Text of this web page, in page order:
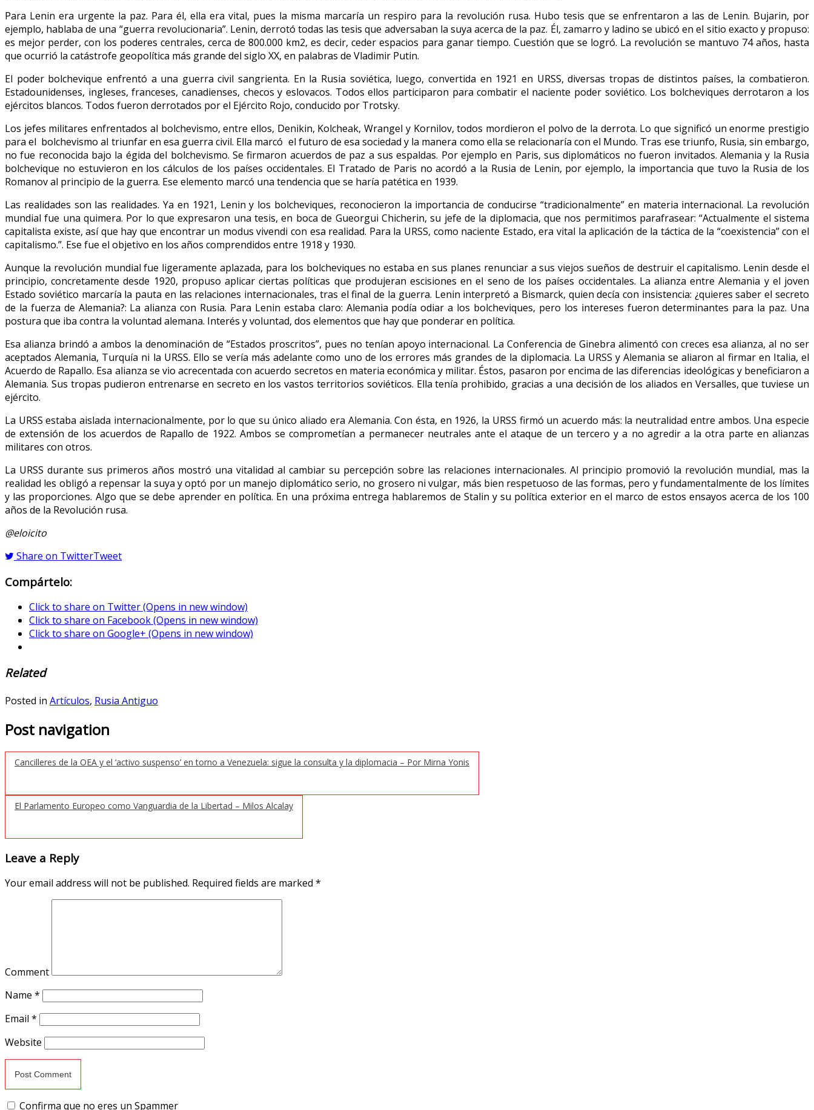
Para Lenin era urgente la paz. Para él, ella era vital, pues la misma marcaría un respiro para la revolución rusa. Hubo tesis que se enfrentaron a las de Lenin. Bujarin, por
ejemplo, hablaba de una “guerra revolucionaria”. Lenin, derrotó todas las tesis que adversaban la suya acerca de la paz. Él, zamarro y ladino se ubicó en el sitio exacto y propuso:
es mejor perder, con los poderes centrales, cerca de 800.000 km2, es decir, ceder espacios para ganar tiempo. Cuestión que se logró. La revolución se mantuvo 74 años, hasta
que ocurrió la catástrofe geopolítica más grande del siglo XX, en palabras de Vladimir Putin.
El poder bolchevique enfrentó a una guerra civil sangrienta. En la Rusia soviética, luego, convertida en 1921 en URSS, diversas tropas de distintos países, la combatieron.
Estadounidenses, ingleses, franceses, canadienses, checos y eslovacos. Todos ellos participaron para combatir el naciente poder soviético. Los bolcheviques derrotaron a los
ejércitos blancos. Todos fueron derrotados por el Ejército Rojo, conducido por Trotsky.
Los jefes militares enfrentados al bolchevismo, entre ellos, Denikin, Kolcheak, Wrangel y Kornilov, todos mordieron el polvo de la derrota. Lo que significó un enorme prestigio
para el bolchevismo al triunfar en esa guerra civil. Ella marcó el futuro de esa sociedad y la manera como ella se relacionaría con el Mundo. Tras ese triunfo, Rusia, sin embargo,
no fue reconocida bajo la égida del bolchevismo. Se firmaron acuerdos de paz a sus espaldas. Por ejemplo en Paris, sus diplomáticos no fueron invitados. Alemania y la Rusia
bolchevique no estuvieron en los cálculos de los países occidentales. El Tratado de Paris no acordó a la Rusia de Lenin, por ejemplo, la importancia que tuvo la Rusia de los
Romanov al principio de la guerra. Ese elemento marcó una tendencia que se haría patética en 1939.
Las realidades son las realidades. Ya en 1921, Lenin y los bolcheviques, reconocieron la importancia de conducirse “tradicionalmente” en materia internacional. La revolución
mundial fue una quimera. Por lo que expresaron una tesis, en boca de Gueorgui Chicherin, su jefe de la diplomacia, que nos permitimos parafrasear: “Actualmente el sistema
capitalista existe, así que hay que encontrar un modus vivendi con esa realidad. Para la URSS, como naciente Estado, era vital la aplicación de la táctica de la “coexistencia” con el
capitalismo.”. Ese fue el objetivo en los años comprendidos entre 1918 y 1930.
Aunque la revolución mundial fue ligeramente aplazada, para los bolcheviques no estaba en sus planes renunciar a sus viejos sueños de destruir el capitalismo. Lenin desde el
principio, concretamente desde 1920, propuso aplicar ciertas políticas que produjeran escisiones en el seno de los países occidentales. La alianza entre Alemania y el joven
Estado soviético marcaría la pauta en las relaciones internacionales, tras el final de la guerra. Lenin interpretó a Bismarck, quien decía con insistencia: ¿quieres saber el secreto
de la fuerza de Alemania?: La alianza con Rusia. Para Lenin estaba claro: Alemania podía odiar a los bolcheviques, pero los intereses fueron determinantes para la paz. Una
postura que iba contra la voluntad alemana. Interés y voluntad, dos elementos que hay que ponderar en política.
Esa alianza brindó a ambos la denominación de “Estados proscritos”, pues no tenían apoyo internacional. La Conferencia de Ginebra alimentó con creces esa alianza, al no ser
aceptados Alemania, Turquía ni la URSS. Ello se vería más adelante como uno de los errores más grandes de la diplomacia. La URSS y Alemania se aliaron al firmar en Italia, el
Acuerdo de Rapallo. Esa alianza se vio acrecentada con acuerdo secretos en materia económica y militar. Éstos, pasaron por encima de las diferencias ideológicas y beneficiaron a
Alemania. Sus tropas pudieron entrenarse en secreto en los vastos territorios soviéticos. Ella tenía prohibido, gracias a una decisión de los aliados en Versalles, que tuviese un
ejército.
La URSS estaba aislada internacionalmente, por lo que su único aliado era Alemania. Con ésta, en 1926, la URSS firmó un acuerdo más: la neutralidad entre ambos. Una especie
de extensión de los acuerdos de Rapallo de 1922. Ambos se comprometían a permanecer neutrales ante el ataque de un tercero y a no agredir a la otra parte en alianzas
militares con otros.
La URSS durante sus primeros años mostró una vitalidad al cambiar su percepción sobre las relaciones internacionales. Al principio promovió la revolución mundial, mas la
realidad les obligó a repensar la suya y optó por un manejo diplomático serio, no grosero ni vulgar, más bien respetuoso de las formas, pero y fundamentalmente de los límites
y las proporciones. Algo que se debe aprender en política. En una próxima entrega hablaremos de Stalin y su política exterior en el marco de estos ensayos acerca de los 100
años de la Revolución rusa.
@eloicito
Share on TwitterTweet
Compártelo:
Click to share on Twitter (Opens in new window)
Click to share on Facebook (Opens in new window)
Click to share on Google+ (Opens in new window)
Related
Posted in Artículos, Rusia Antiguo
Post navigation
Cancilleres de la OEA y el ‘activo suspenso’ en torno a Venezuela: sigue la consulta y la diplomacia – Por Mirna Yonis
El Parlamento Europeo como Vanguardia de la Libertad – Milos Alcalay
Leave a Reply
Your email address will not be published. Required fields are marked *
Comment
Name *
Email *
Website
Confirma que no eres un Spammer